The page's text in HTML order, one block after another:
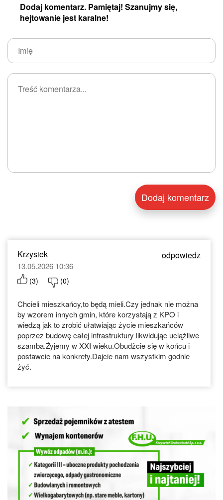
Dodaj komentarz. Pamiętaj! Szanujmy się,
hejtowanie jest karalne!
Krzysiek odpowiedz
13.05.2026 10:36
(3) (0)
Chcieli mieszkańcy,to będą mieli.Czy jednak nie można
by wzorem innych gmin, które korzystają z KPO i
wiedzą jak to zrobić ułatwiając życie mieszkańców
poprzez budowę całej infrastruktury likwidując uciążliwe
szamba.Żyjemy w XXI wieku.Obudżcie się w końcu i
postawcie na konkrety.Dajcie nam wszystkim godnie
żyć.